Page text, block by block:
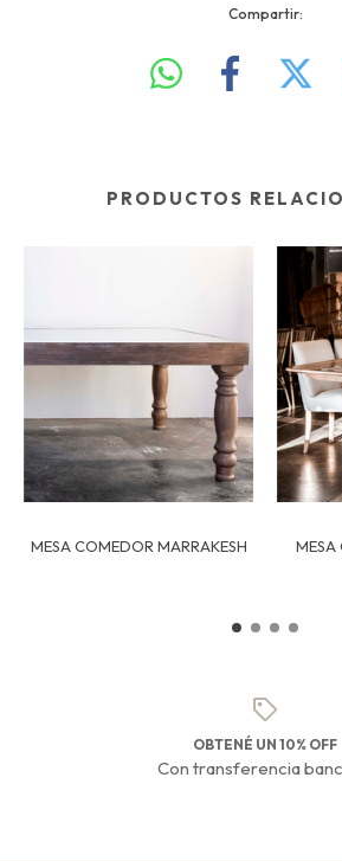
Compartir:
PRODUCTOS
MESA COMEDOR MARRAKESH
MESA
OBTENÉ UN 10% OFF
Con transferencia